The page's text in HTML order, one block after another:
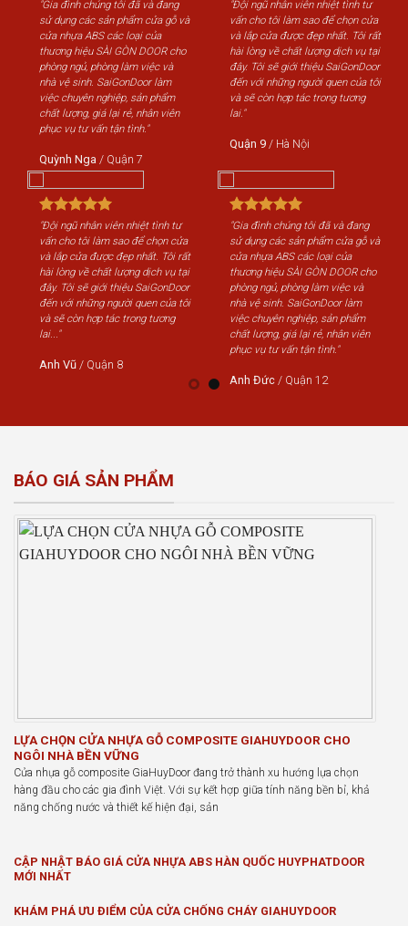
"Gia đình chúng tôi đã và đang
sử dụng các sản phẩm cửa gỗ và
cửa nhựa ABS các loại của
thương hiệu SÀI GÒN DOOR cho
phòng ngủ, phòng làm việc và
nhà vệ sinh. SaiGonDoor làm
việc chuyên nghiệp, sản phẩm
chất lượng, giá lại rẻ, nhân viên
phục vụ tư vấn tận tình."
Quỳnh Nga / Quận 7
"Đội ngũ nhân viên nhiệt tình tư
vấn cho tôi làm sao để chọn cửa
và lắp cửa được đẹp nhất. Tôi rất
hài lòng về chất lượng dịch vụ tại
đây. Tôi sẽ giới thiệu SaiGonDoor
đến với những người quen của tôi
và sẽ còn hợp tác trong tương
lai."
Quận 9 / Hà Nội
"Đội ngũ nhân viên nhiệt tình tư
vấn cho tôi làm sao để chọn cửa
và lắp cửa được đẹp nhất. Tôi rất
hài lòng về chất lượng dịch vụ tại
đây. Tôi sẽ giới thiệu SaiGonDoor
đến với những người quen của tôi
và sẽ còn hợp tác trong tương
lai..."
Anh Vũ / Quận 8
"Gia đình chúng tôi đã và đang
sử dụng các sản phẩm cửa gỗ và
cửa nhựa ABS các loại của
thương hiệu SÀI GÒN DOOR cho
phòng ngủ, phòng làm việc và
nhà vệ sinh. SaiGonDoor làm
việc chuyên nghiệp, sản phẩm
chất lượng, giá lại rẻ, nhân viên
phục vụ tư vấn tận tình."
Anh Đức / Quận 12
BÁO GIÁ SẢN PHẨM
LỰA CHỌN CỬA NHỰA GỖ COMPOSITE GIAHUYDOOR CHO
NGÔI NHÀ BỀN VỮNG
Cửa nhựa gỗ composite GiaHuyDoor đang trở thành xu hướng lựa chọn
hàng đầu cho các gia đình Việt. Với sự kết hợp giữa tính năng bền bỉ, khả
năng chống nước và thiết kế hiện đại, sản
CẬP NHẬT BÁO GIÁ CỬA NHỰA ABS HÀN QUỐC HUYPHATDOOR
MỚI NHẤT
KHÁM PHÁ ƯU ĐIỂM CỦA CỬA CHỐNG CHÁY GIAHUYDOOR